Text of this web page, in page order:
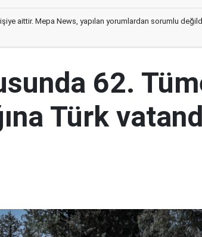
aittir. Mepa News, yapılan yorumlardan sorumlu
62.
Türk